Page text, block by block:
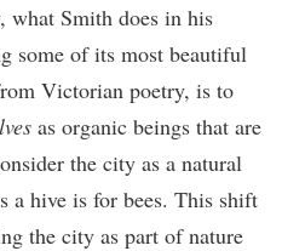
what Smith does in his
some of its most beautiful
Victorian poetry, is to
as organic beings that are
the city as a natural
a hive is for bees. This shift
the city as part of nature